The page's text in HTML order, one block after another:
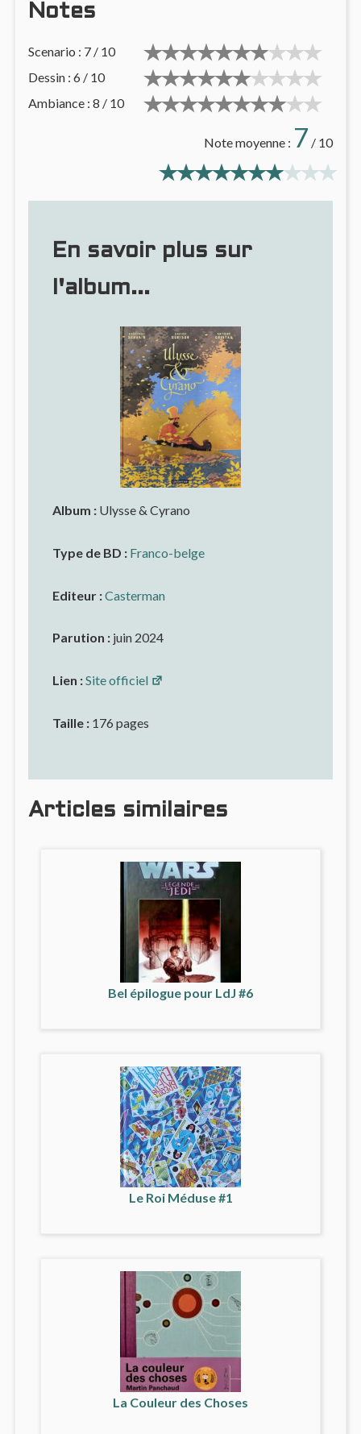
Notes
Scenario : 7 / 10
Dessin : 6 / 10
Ambiance : 8 / 10
Note moyenne : 7 / 10
En savoir plus sur
l'album...
Album : Ulysse & Cyrano
Type de BD : Franco-belge
Editeur :Casterman
Parution : juin 2024
Lien :Site officiel
Taille : 176 pages
Articles similaires
Bel épilogue pour LdJ #6
Le Roi Méduse #1
La Couleur des Choses